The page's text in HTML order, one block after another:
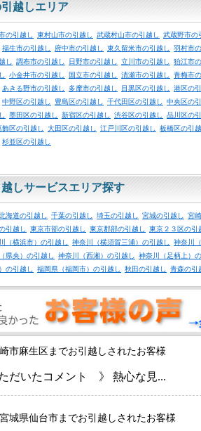
越しエリア
の引越し 東村山市の引越し 武蔵村山市の引越し
武蔵野市の
福生市の引越し 府中市の引越し 東久留米市の引越し
羽村市
し 調布市の引越し 日野市の引越し 立川市の引越し
狛江市
小金井市の引越し 国立市の引越し 清瀬市の引越し
青梅市
あきる野市の引越し 多摩市の引越し 目黒区の引越し
港区の
中野区の引越し 豊島区の引越し 千代田区の引越し
中央区の
墨田区の引越し 新宿区の引越し 渋谷区の引越し
品川区の
飾区の引越し 大田区の引越し 江戸川区の引越し
板橋区の引
杉並区の引越し
しサービスエリア探す
海道の引越し 千葉の引越し 埼玉の引越し 宮城の引越し
宮
引越し 東京市部の引越し 東京郡部の引越し
東京２３区の引
（横浜市）の引越し 神奈川（横須賀三浦）の引越し
神奈川
県央）の引越し 神奈川（西湘）の引越し
神奈川（足柄上）
の引越し 福岡県（福岡市）の引越し 秋田の引越し 青森の引